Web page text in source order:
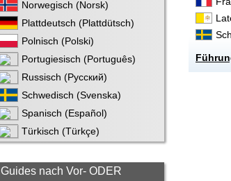
Norwegisch (Norsk)
Plattdeutsch (Plattdütsch)
Polnisch (Polski)
Portugiesisch (Português)
Russisch (Русский)
Schwedisch (Svenska)
Spanisch (Español)
Türkisch (Türkçe)
Guides nach Vor- ODER